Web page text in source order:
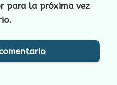
para la próxima vez